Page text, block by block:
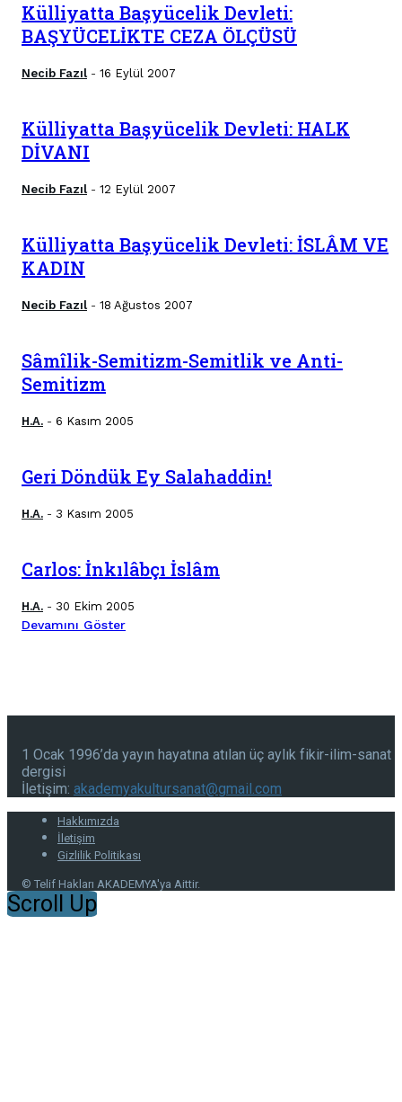
Külliyatta Başyücelik Devleti:
BAŞYÜCELİKTE CEZA ÖLÇÜSÜ
Necib Fazıl - 16 Eylül 2007
Külliyatta Başyücelik Devleti: HALK
DİVANI
Necib Fazıl - 12 Eylül 2007
Külliyatta Başyücelik Devleti: İSLÂM VE
KADIN
Necib Fazıl - 18 Ağustos 2007
Sâmîlik-Semitizm-Semitlik ve Anti-
Semitizm
H.A. - 6 Kasım 2005
Geri Döndük Ey Salahaddin!
H.A. - 3 Kasım 2005
Carlos: İnkılâbçı İslâm
H.A. - 30 Ekim 2005
Devamını Göster
1 Ocak 1996’da yayın hayatına atılan üç aylık fikir-ilim-sanat
dergisi
İletişim: akademyakultursanat@gmail.com
Hakkımızda
İletişim
Gizlilik Politikası
© Telif Hakları AKADEMYA'ya Aittir.
Scroll Up